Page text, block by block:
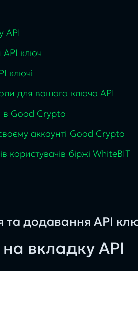
API
API ключ
ключі
для вашого ключа API
в Good Crypto
аккаунті Good Crypto
користувачів біржі WhiteBIT
та додавання API
вкладку API